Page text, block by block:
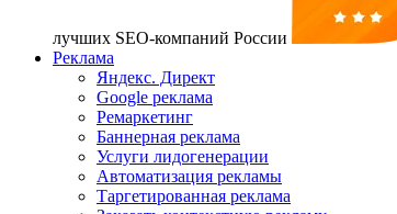
лучших SEO-компаний России
Реклама
Яндекс. Директ
Google реклама
Ремаркетинг
Баннерная реклама
Услуги лидогенерации
Автоматизация рекламы
Таргетированная реклама